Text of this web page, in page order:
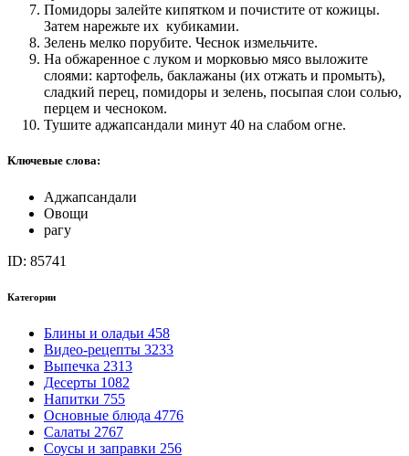
Помидоры залейте кипятком и почистите от кожицы.
Затем нарежьте их кубикамии.
Зелень мелко порубите. Чеснок измельчите.
На обжаренное с луком и морковью мясо выложите
слоями: картофель, баклажаны (их отжать и промыть),
сладкий перец, помидоры и зелень, посыпая слои солью,
перцем и чесноком.
Тушите аджапсандали минут 40 на слабом огне.
Ключевые слова:
Аджапсандали
Овощи
рагу
ID: 85741
Категории
Блины и оладьи 458
Видео-рецепты 3233
Выпечка 2313
Десерты 1082
Напитки 755
Основные блюда 4776
Салаты 2767
Соусы и заправки 256